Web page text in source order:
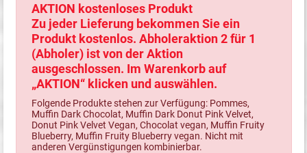
AKTION kostenloses Produkt
Zu jeder Lieferung bekommen Sie ein
Produkt kostenlos. Abholeraktion 2 für 1
(Abholer) ist von der Aktion
ausgeschlossen. Im Warenkorb auf
„AKTION“ klicken und auswählen.
Folgende Produkte stehen zur Verfügung: Pommes,
Muffin Dark Chocolat, Muffin Dark Donut Pink Velvet,
Donut Pink Velvet Vegan, Chocolat vegan, Muffin Fruity
Blueberry, Muffin Fruity Blueberry vegan. Nicht mit
anderen Vergünstigungen kombinierbar.